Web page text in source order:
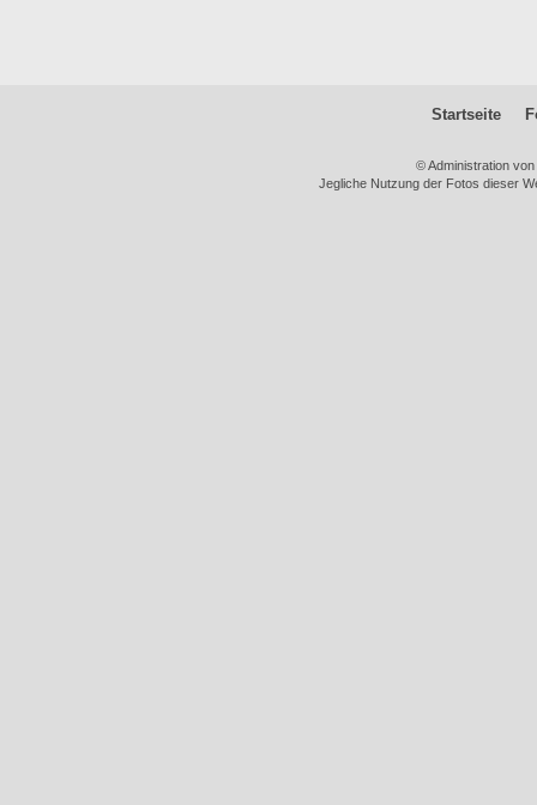
Startseite
© Administration
Jegliche Nutzung der Fotos dieser